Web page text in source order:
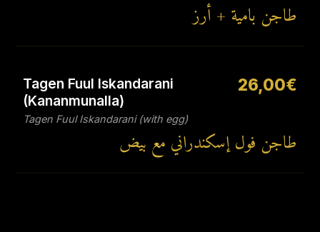
طاجن بامية + أرز
Tagen Fuul Iskandarani
(Kananmunalla)
Tagen Fuul Iskandarani (with egg)
26,00€
طاجن فول إسكندراني مع بيض